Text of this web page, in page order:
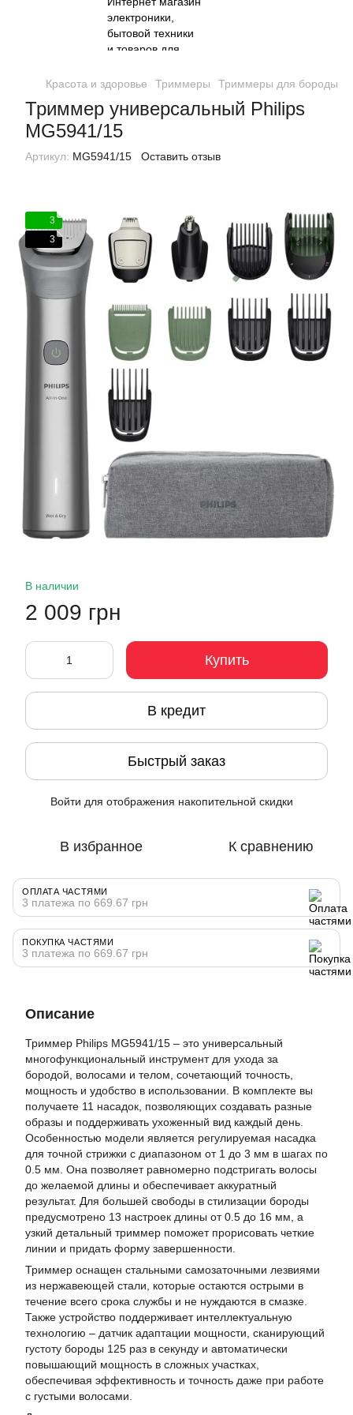
Красота и здоровье Триммеры Триммеры для бороды и
Триммер универсальный Philips
MG5941/15
Артикул: MG5941/15 Оставить отзыв
3
3
В наличии
2 009 грн
Купить
В кредит
Быстрый заказ
Войти для отображения накопительной скидки
В избранное К сравнению
ОПЛАТА ЧАСТЯМИ
3 платежа по 669.67 грн
ПОКУПКА ЧАСТЯМИ
3 платежа по 669.67 грн
Описание
Триммер Philips MG5941/15 – это универсальный
многофункциональный инструмент для ухода за
бородой, волосами и телом, сочетающий точность,
мощность и удобство в использовании. В комплекте вы
получаете 11 насадок, позволяющих создавать разные
образы и поддерживать ухоженный вид каждый день.
Особенностью модели является регулируемая насадка
для точной стрижки с диапазоном от 1 до 3 мм в шагах по
0.5 мм. Она позволяет равномерно подстригать волосы
до желаемой длины и обеспечивает аккуратный
результат. Для большей свободы в стилизации бороды
предусмотрено 13 настроек длины от 0.5 до 16 мм, а
узкий детальный триммер поможет прорисовать четкие
линии и придать форму завершенности.
Триммер оснащен стальными самозаточными лезвиями
из нержавеющей стали, которые остаются острыми в
течение всего срока службы и не нуждаются в смазке.
Также устройство поддерживает интеллектуальную
технологию – датчик адаптации мощности, сканирующий
густоту бороды 125 раз в секунду и автоматически
повышающий мощность в сложных участках,
обеспечивая эффективность и точность даже при работе
с густыми волосами.